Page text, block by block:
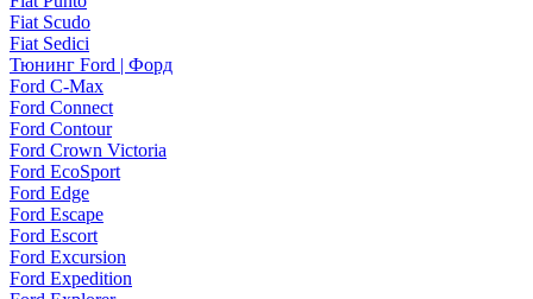
Fiat Scudo
Fiat Sedici
Тюнинг Ford | Форд
Ford C-Max
Ford Connect
Ford Contour
Ford Crown Victoria
Ford EcoSport
Ford Edge
Ford Escape
Ford Escort
Ford Excursion
Ford Expedition